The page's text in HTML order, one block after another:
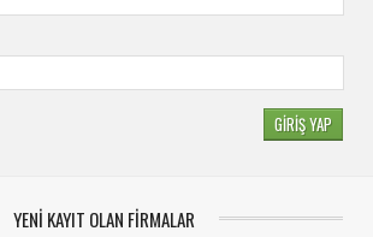
YENİ KAYIT OLAN FİRMALAR